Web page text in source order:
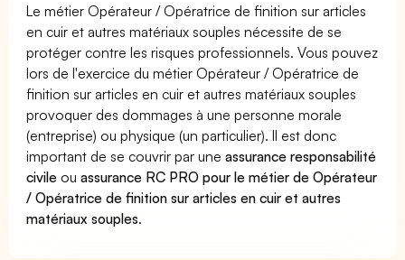
Le métier Opérateur / Opératrice de finition sur articles
en cuir et autres matériaux souples nécessite de se
protéger contre les risques professionnels. Vous pouvez
lors de l'exercice du métier Opérateur / Opératrice de
finition sur articles en cuir et autres matériaux souples
provoquer des dommages à une personne morale
(entreprise) ou physique (un particulier). Il est donc
important de se couvrir par uneassurance responsabilité
civile ouassurance RC PRO pour le métier de Opérateur
/ Opératrice de finition sur articles en cuir et autres
matériaux souples.